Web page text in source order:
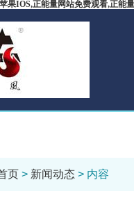
果IOS,正能量网站免费观看,正能
页 > 新闻动态 > 内容